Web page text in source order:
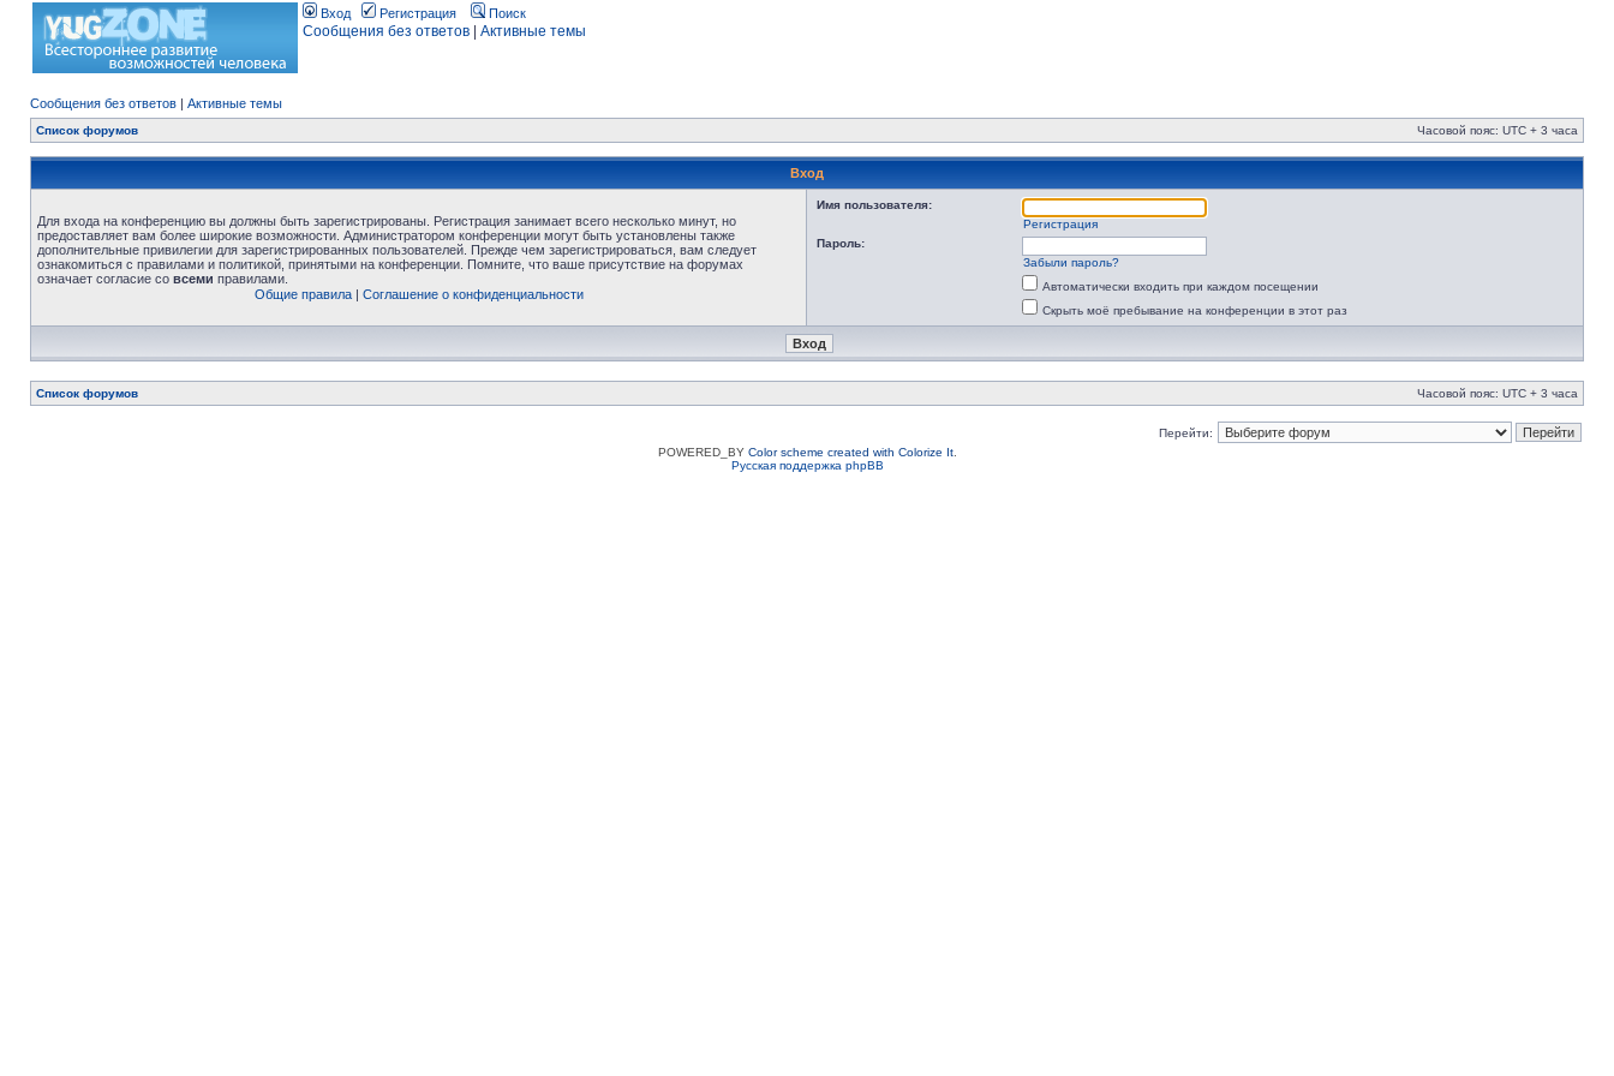
Вход Регистрация Поиск
Сообщения без ответов Активные темы
Сообщения без ответов | Активные темы
Список форумов Часовой пояс: UTC + 3 часа
Вход
Для входа на конференцию вы должны быть зарегистрированы. Регистрация занимает всего несколько минут, но
предоставляет вам более широкие возможности. Администратором конференции могут быть установлены также
дополнительные привилегии для зарегистрированных пользователей. Прежде чем зарегистрироваться, вам следует
ознакомиться с правилами и политикой, принятыми на конференции. Помните, что ваше присутствие на форумах
означает согласие со всеми правилами.
Общие правила| Соглашение о конфиденциальности
Имя пользователя:
Регистрация
Пароль:
Забыли пароль?
Автоматически входить при каждом посещении
Скрыть моё пребывание на конференции в этот раз
Список форумов Часовой пояс: UTC + 3 часа
Перейти:
POWERED_BY Color scheme created with Colorize It.
Русская поддержка phpBB